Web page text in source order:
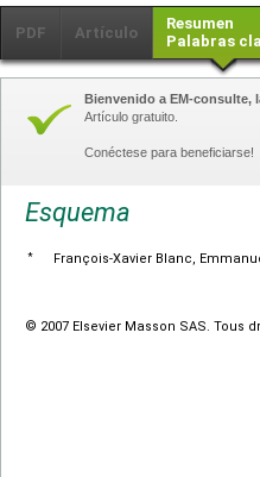
PDF Artículo
Resumen
Palabras
Bienvenido a EM-consulte,
Artículo gratuito.
Conéctese para beneficiarse!
Esquema
* François-Xavier Blanc,
© 2007 Elsevier Masson SAS. Tous